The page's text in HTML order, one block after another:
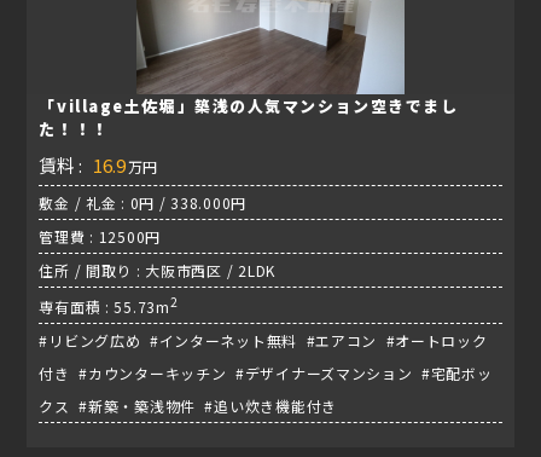
「village土佐堀」築浅の人気マンション空きでまし
た！！！
賃料 : 16.9万円
敷金 / 礼金 : 0円 / 338.000円
管理費 : 12500円
住所 / 間取り : 大阪市西区 / 2LDK
専有面積 : 55.73m2
#リビング広め #インターネット無料 #エアコン #オートロック
付き #カウンターキッチン #デザイナーズマンション #宅配ボッ
クス #新築・築浅物件 #追い炊き機能付き